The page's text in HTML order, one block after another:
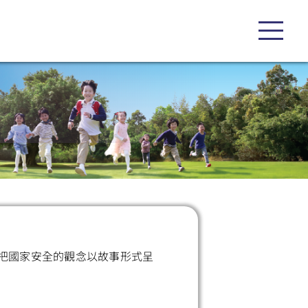
國家安全的觀念以故事形式呈